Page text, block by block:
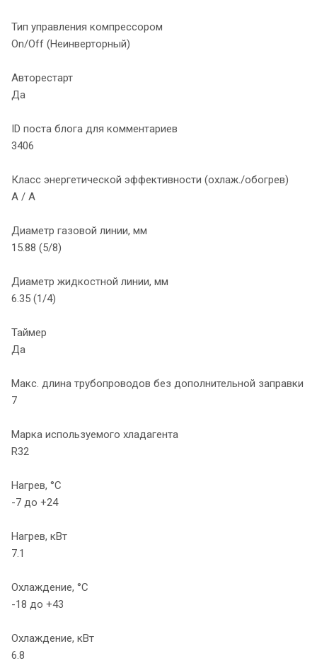
Тип управления компрессором
On/Off (Неинверторный)
Авторестарт
Да
ID поста блога для комментариев
3406
Класс энергетической эффективности (охлаж./обогрев)
A / A
Диаметр газовой линии, мм
15.88 (5/8)
Диаметр жидкостной линии, мм
6.35 (1/4)
Таймер
Да
Макс. длина трубопроводов без дополнительной заправки
7
Марка используемого хладагента
R32
Нагрев, °С
-7 до +24
Нагрев, кВт
7.1
Охлаждение, °С
-18 до +43
Охлаждение, кВт
6.8